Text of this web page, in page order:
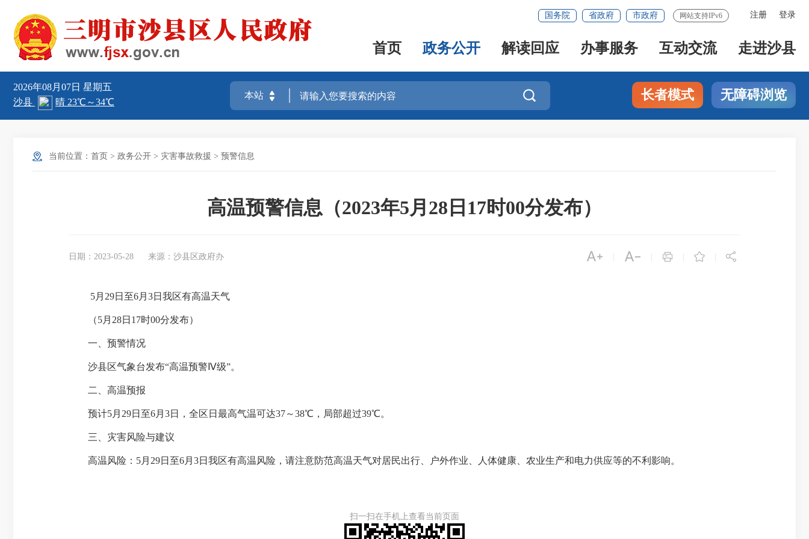
注册 登录
国务院 省政府 市政府 网站支持IPv6
首页 政务公开 解读回应 办事服务 互动交流 走进沙县
2026年08月07日 星期五
 长者模式 无障碍浏览
当前位置： 首页 > 政务公开 > 灾害事故救援 > 预警信息
高温预警信息（2023年5月28日17时00分发布）
日期：2023-05-28 来源：沙县区政府办     
5月29日至6月3日我区有高温天气
（5月28日17时00分发布）
一、预警情况
沙县区气象台发布“高温预警Ⅳ级”。
二、高温预报
预计5月29日至6月3日，全区日最高气温可达37～38℃，局部超过39℃。
三、灾害风险与建议
高温风险：5月29日至6月3日我区有高温风险，请注意防范高温天气对居民出行、户外作业、人体健康、农业生产和电力供应等的不利影响。
扫一扫在手机上查看当前页面